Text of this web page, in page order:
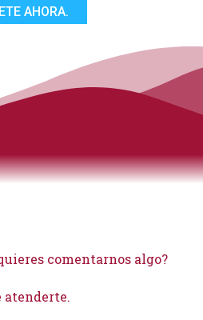
AHORA.
comentarnos algo?
atenderte.